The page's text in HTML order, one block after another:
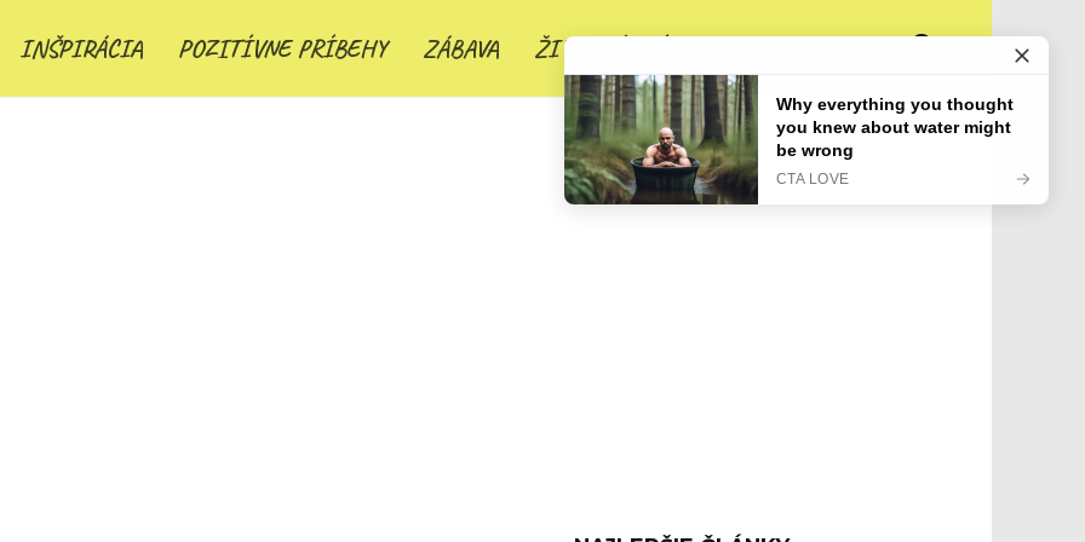
INŠPIRÁCIA POZITÍVNE PRÍBEHY ZÁBAVA ŽIVOTNÉ PRÍBEHY